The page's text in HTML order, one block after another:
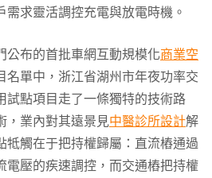
求靈活調控充電與放電時機。
公布的首批車網互動規模化商業空
名單中，浙江省湖州市年夜功率交
試點項目走了一條獨特的技術路
，業內對其遠景見中醫診所設計解
牴觸在于把持權歸屬：直流樁通過
電壓的疾速調控，而交通樁把持權